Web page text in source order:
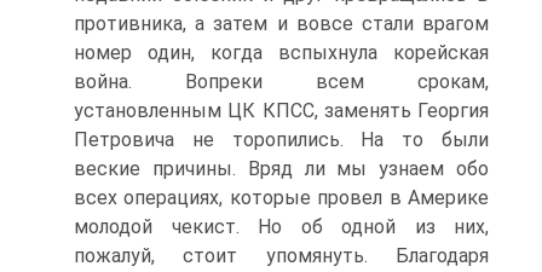
противника, а затем и вовсе стали врагом
номер один, когда вспыхнула корейская
война. Вопреки всем срокам,
установленным ЦК КПСС, заменять Георгия
Петровича не торопились. На то были
веские причины. Вряд ли мы узнаем обо
всех операциях, которые провел в Америке
молодой чекист. Но об одной из них,
пожалуй, стоит упомянуть. Благодаря